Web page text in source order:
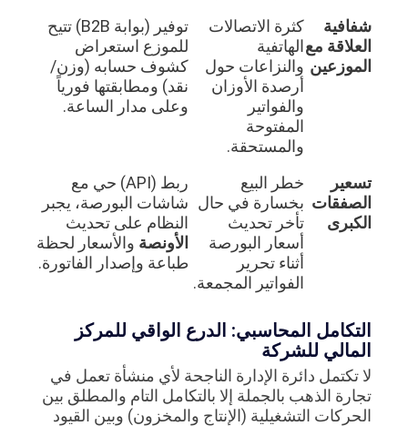
شفافية
العلاقة مع
الموزعين
كثرة الاتصالات
الهاتفية
والنزاعات حول
أرصدة الأوزان
والفواتير
المفتوحة
والمستحقة.
توفير (بوابة B2B) تتيح
للموزع استعراض
كشوف حسابه (وزن/
نقد) ومطابقتها فورياً
وعلى مدار الساعة.
تسعير
الصفقات
الكبرى
خطر البيع
بخسارة في حال
تأخر تحديث
أسعار البورصة
أثناء تحرير
الفواتير المجمعة.
ربط (API) حي مع
شاشات البورصة، يجبر
النظام على تحديث
الأونصة والأسعار لحظة
طباعة وإصدار الفاتورة.
التكامل المحاسبي: الدرع الواقي للمركز
المالي للشركة
لا تكتمل دائرة الإدارة الناجحة لأي منشأة تعمل في
تجارة الذهب بالجملة إلا بالتكامل التام والمطلق بين
الحركات التشغيلية (الإنتاج والمخزون) وبين القيود